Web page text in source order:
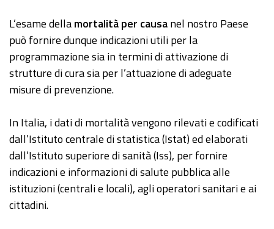
L’esame dellamortalità per causanel nostro Paese
può fornire dunque indicazioni utili per la
programmazione sia in termini di attivazione di
strutture di cura sia per l’attuazione di adeguate
misure di prevenzione.
In Italia, i dati di mortalità vengono rilevati e codificati
dall’Istituto centrale di statistica (Istat) ed elaborati
dall’Istituto superiore di sanità (Iss), per fornire
indicazioni e informazioni di salute pubblica alle
istituzioni (centrali e locali), agli operatori sanitari e ai
cittadini.